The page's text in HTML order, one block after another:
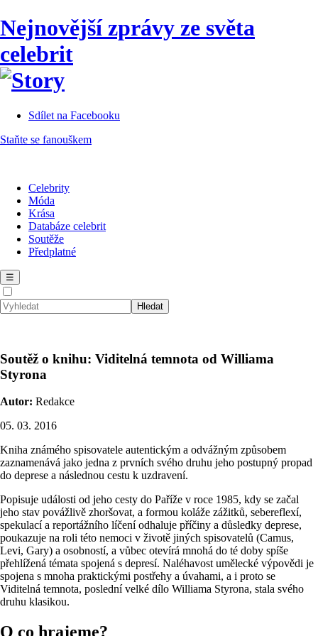
Nejnovější zprávy ze světa
celebrit
Sdílet na Facebooku
Staňte se fanouškem
Celebrity
Móda
Krása
Databáze celebrit
Soutěže
Předplatné
☰
Soutěž o knihu: Viditelná temnota od Williama
Styrona
Autor: Redakce
05. 03. 2016
Kniha známého spisovatele autentickým a odvážným způsobem
zaznamenává jako jedna z prvních svého druhu jeho postupný propad
do deprese a následnou cestu k uzdravení.
Popisuje události od jeho cesty do Paříže v roce 1985, kdy se začal
jeho stav povážlivě zhoršovat, a formou koláže zážitků, sebereflexí,
spekulací a reportážního líčení odhaluje příčiny a důsledky deprese,
poukazuje na roli této nemoci v životě jiných spisovatelů (Camus,
Levi, Gary) a osobností, a vůbec otevírá mnohá do té doby spíše
přehlížená témata spojená s depresí. Naléhavost umělecké výpovědi je
spojena s mnoha praktickými postřehy a úvahami, a i proto se
Viditelná temnota, poslední velké dílo Williama Styrona, stala svého
druhu klasikou.
O co hrajeme?